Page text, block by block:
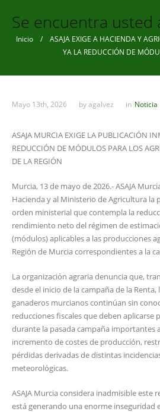
Se encuentra usted
Inicio / ASAJA EXIGE A HACIENDA Y
YA LA REDUCCIÓN DE
Mayo 13th, 2026 byagalvez in Noticia
ASAJA MURCIA EXIGE LA PUBLICACIÓN
REDUCCIÓN DE MÓDULOS PARA LOS
DE LA REGIÓN
Murcia, 13 de mayo de 2026.- ASAJA
Hacienda y al Ministerio de Agricultura la
orden ministerial que contempla la
rendimiento neto del régimen de
(módulos) aplicables a las producciones
Región de Murcia correspondientes a la
La organización agraria denuncia que,
desde el inicio de la campaña de la
ganaderos murcianos continúan sin
reducciones fiscales que deben aplicarse
durante la pasada campaña importantes
incremento de costes de producción,
pérdidas derivadas de distintas
meteorológicas.
ASAJA Murcia considera inadmisible
está generando una enorme inseguridad